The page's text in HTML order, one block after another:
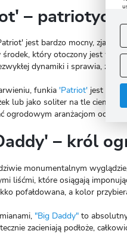
–
jest bardzo mocny,
który otoczony jest
dynamiki i sprawia, że
funkia 'Patriot'jest
lub jako soliter na tle
ogrodowym aranżacjom
– król
monumentalnym
liśćmi, które osiągają
pofałdowana, a kolor
"Big Daddy"to absolutny
zacieniają podłoże,